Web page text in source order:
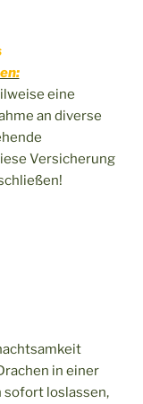
eine
an diverse
Versicherung
in einer
sofort loslassen,